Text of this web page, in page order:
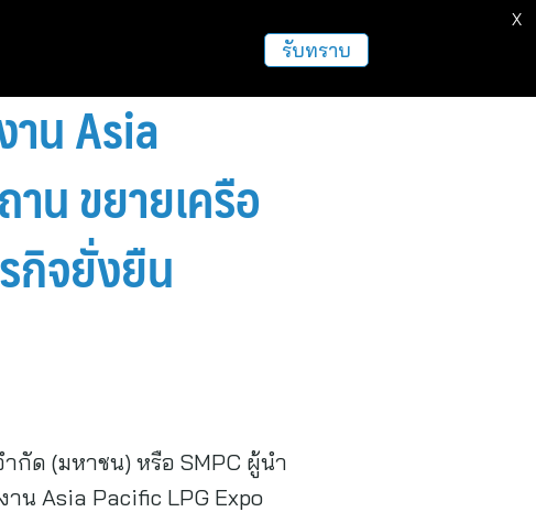
ฝากข่าวประชาสัมพันธ์
าน Asia
น ขยายเครือ
กิจยั่งยืน
กัด (มหาชน) หรือ SMPC ผู้นำ
น Asia Pacific LPG Expo
รับทราบ
X